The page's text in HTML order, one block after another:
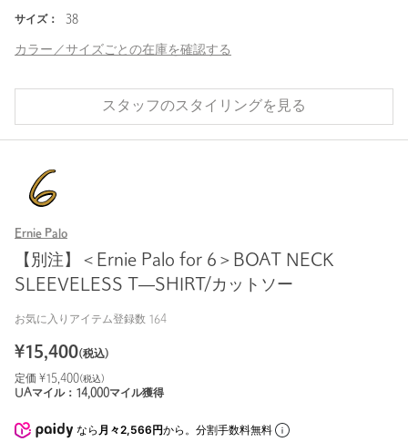
サイズ： 38
カラー／サイズごとの在庫を確認する
スタッフのスタイリングを見る
Ernie Palo
【別注】＜Ernie Palo for 6＞BOAT NECK
SLEEVELESS T―SHIRT/カットソー
お気に入りアイテム登録数 164
¥15,400(税込)
定価 ¥ 15,400(税込)
UAマイル： 14,000マイル獲得
なら 月々2,566円から。分割手数料無料